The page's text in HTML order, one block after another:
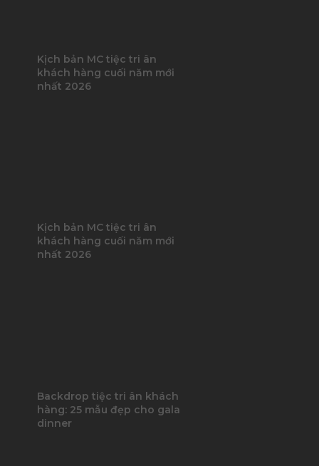
Kịch bản MC tiệc tri ân
khách hàng cuối năm mới
nhất 2026
Kịch bản MC tiệc tri ân
khách hàng cuối năm mới
nhất 2026
Backdrop tiệc tri ân khách
hàng: 25 mẫu đẹp cho gala
dinner